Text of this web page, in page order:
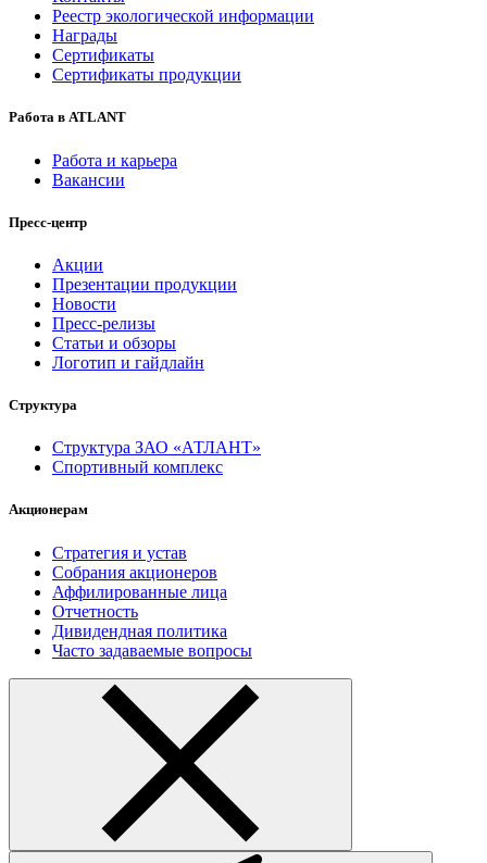
Реестр экологической информации
Награды
Сертификаты
Сертификаты продукции
Работа в ATLANT
Работа и карьера
Вакансии
Пресс-центр
Акции
Презентации продукции
Новости
Пресс-релизы
Статьи и обзоры
Логотип и гайдлайн
Структура
Структура ЗАО «АТЛАНТ»
Спортивный комплекс
Акционерам
Стратегия и устав
Собрания акционеров
Аффилированные лица
Отчетность
Дивидендная политика
Часто задаваемые вопросы